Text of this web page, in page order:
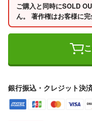
ご購入と同時にSOLD
ん。 著作権はお客様に完
銀行振込・クレジット決